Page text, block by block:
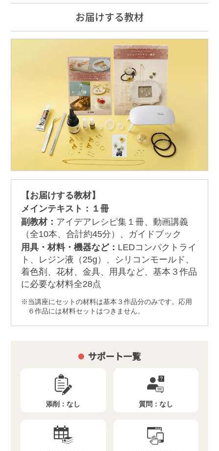
お届けする教材
【お届けする教材】
メインテキスト：１冊
副教材： アイデアレシピ集１冊、動画講義
（全10本、合計約45分）、ガイドブック
用具・材料・機器など： LEDコンパクトライ
ト、レジン液（25g）、シリコンモールド、
着色剤、花材、金具、用具など、基本３作品
に必要な材料全28点
当講座にセットの材料は基本３作品分のみです。応用
６作品には材料セットはつきません。
サポート一覧
添削：なし 質問： なし